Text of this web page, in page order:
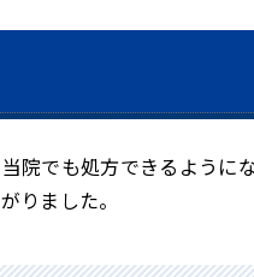
院でも処方できるようにな
りました。